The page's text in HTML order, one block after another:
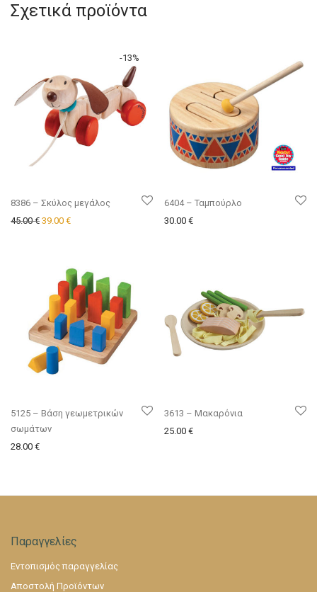
Σχετικά προϊόντα
-13%
8386 – Σκύλος μεγάλος
45.00€ Original price was: 45.00 €.
39.00 €Η τρέχουσα τιμή είναι: 39.00 €.
6404 – Ταμπούρλο
30.00 €
5125 – Βάση γεωμετρικών
σωμάτων
28.00 €
3613 – Μακαρόνια
25.00 €
Παραγγελίες
Εντοπισμός παραγγελίας
Αποστολή Προϊόντων